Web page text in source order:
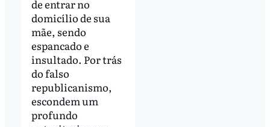
de entrar no
domicílio de sua
mãe, sendo
espancado e
insultado. Por trás
do falso
republicanismo,
escondem um
profundo